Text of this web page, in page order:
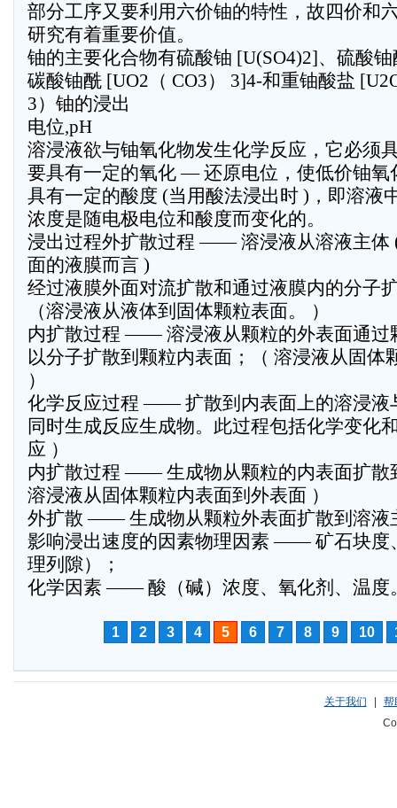
部分工序又要利用六价铀的特性，故四价和
研究有着重要价值。
铀的主要化合物有硫酸铀 [U(SO4)2]、硫酸铀
碳酸铀酰 [UO2（ CO3） 3]4-和重铀酸盐
3）铀的浸出
电位,pH
溶浸液欲与铀氧化物发生化学反应，它必须
要具有一定的氧化 — 还原电位，使低价铀氧
具有一定的酸度 (当用酸法浸出时 )，即溶液
浓度是随电极电位和酸度而变化的。
浸出过程外扩散过程 —— 溶浸液从溶液主体
面的液膜而言 )
经过液膜外面对流扩散和通过液膜内的分子
（溶浸液从液体到固体颗粒表面。 ）
内扩散过程 —— 溶浸液从颗粒的外表面通过
以分子扩散到颗粒内表面；（ 溶浸液从固体
）
化学反应过程 —— 扩散到内表面上的溶浸液
同时生成反应生成物。此过程包括化学变化
应 ）
内扩散过程 —— 生成物从颗粒的内表面扩散
溶浸液从固体颗粒内表面到外表面 ）
外扩散 —— 生成物从颗粒外表面扩散到溶液
影响浸出速度的因素物理因素 —— 矿石块度
理列隙）；
化学因素 —— 酸（碱）浓度、氧化剂、温度
1 2 3 4 5 6 7 8 9 10
关于我们
帮